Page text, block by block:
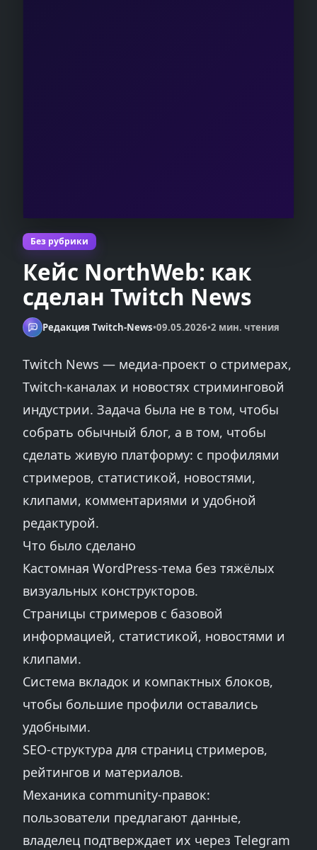
Без рубрики
Кейс NorthWeb: как
сделан Twitch News
Редакция Twitch-News•09.05.2026•2 мин. чтения
Twitch News — медиа-проект о стримерах,
Twitch-каналах и новостях стриминговой
индустрии. Задача была не в том, чтобы
собрать обычный блог, а в том, чтобы
сделать живую платформу: с профилями
стримеров, статистикой, новостями,
клипами, комментариями и удобной
редактурой.
Что было сделано
Кастомная WordPress-тема без тяжёлых
визуальных конструкторов.
Страницы стримеров с базовой
информацией, статистикой, новостями и
клипами.
Система вкладок и компактных блоков,
чтобы большие профили оставались
удобными.
SEO-структура для страниц стримеров,
рейтингов и материалов.
Механика community-правок:
пользователи предлагают данные,
владелец подтверждает их через Telegram